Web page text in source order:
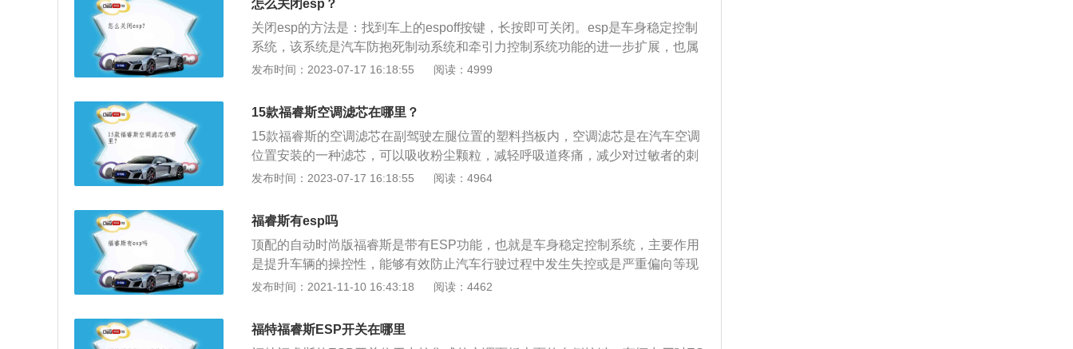
紧凑型车，该车的长宽高分别为4587毫米、1825毫米、1490毫米，轴距为2687
毫米。悬架方面，福特福睿斯的前悬架为麦弗逊式独立悬架，后悬架为扭力梁式
非独立悬架。
怎么关闭esp？
关闭esp的方法是：找到车上的espoff按键，长按即可关闭。esp是车身稳定控制
系统，该系统是汽车防抱死制动系统和牵引力控制系统功能的进一步扩展，也属
于汽车主动安全系统的一部分，主要对车辆纵向和横向稳定性进行控制，保证车
足时，esp会额外对内侧车轮施加更多制动力，如果是发现车辆转向过度，则车
身电子稳定系统会额外对外侧车轮施加更多制动力。
发布时间：2023-07-17 16:18:55 阅读：4999
15款福睿斯空调滤芯在哪里？
15款福睿斯的空调滤芯在副驾驶左腿位置的塑料挡板内，空调滤芯是在汽车空调
位置安装的一种滤芯，可以吸收粉尘颗粒，减轻呼吸道疼痛，减少对过敏者的刺
激，保护空调冷却系统。福睿斯是福特汽车生产的一款紧凑型轿车，车身尺寸方
上，福睿斯采用成熟、大气的造型以及“阿斯顿马丁”式的前脸。内饰上，整体做
工出色，细节仍需改进。在储物空间上中规，分层设计的手套箱容积不错。
发布时间：2023-07-17 16:18:55 阅读：4964
福睿斯有esp吗
顶配的自动时尚版福睿斯是带有ESP功能，也就是车身稳定控制系统，主要作用
是提升车辆的操控性，能够有效防止汽车行驶过程中发生失控或是严重偏向等现
象，保证行车安全性。福睿斯是福特旗下的一款紧凑型轿车，排量是1.5L，百公
器等组成的，其中传感器除了转向以及车轮外，还有侧滑、横向加速度以及方向
盘油门刹车等部位的，主要是用来采集车身状态数据的，然后反馈给ESP电脑，
发布时间：2021-11-10 16:43:18 阅读：4462
福特福睿斯ESP开关在哪里